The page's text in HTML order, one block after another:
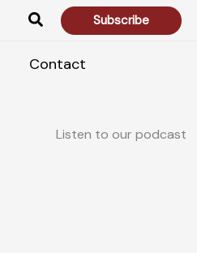
Search Subscribe
Contact
Listen to our podcast